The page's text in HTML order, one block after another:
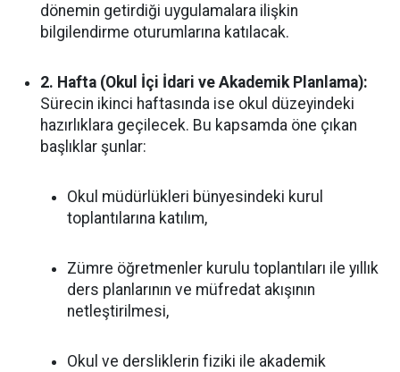
dönemin getirdiği uygulamalara ilişkin
bilgilendirme oturumlarına katılacak.
2. Hafta (Okul İçi İdari ve Akademik Planlama):
Sürecin ikinci haftasında ise okul düzeyindeki
hazırlıklara geçilecek. Bu kapsamda öne çıkan
başlıklar şunlar:
Okul müdürlükleri bünyesindeki kurul
toplantılarına katılım,
Zümre öğretmenler kurulu toplantıları ile yıllık
ders planlarının ve müfredat akışının
netleştirilmesi,
Okul ve dersliklerin fiziki ile akademik